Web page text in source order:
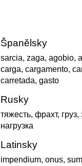
Španělsky
sarcia, zaga, agobio,
carga, cargamento,
carretada, gasto
Rusky
тяжесть, фрахт, груз,
нагрузка
Latinsky
impendium, onus,